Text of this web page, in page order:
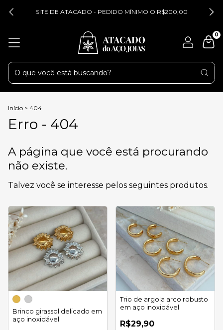
SITE DE ATACADO - PEDIDO MÍNIMO O R$200,00
0
Início > 404
Erro - 404
A página que você está procurando
não existe.
Talvez você se interesse pelos seguintes produtos.
Brinco girassol delicado em
aço inoxidável
Trio de argola arco robusto
em aço inoxidável
R$29,90